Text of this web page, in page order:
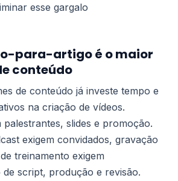
esse gargalo
para-artigo é o maior
conteúdo
de conteúdo já investe tempo e
na criação de vídeos.
palestrantes, slides e promoção.
exigem convidados, gravação
treinamento exigem
de script, produção e revisão.